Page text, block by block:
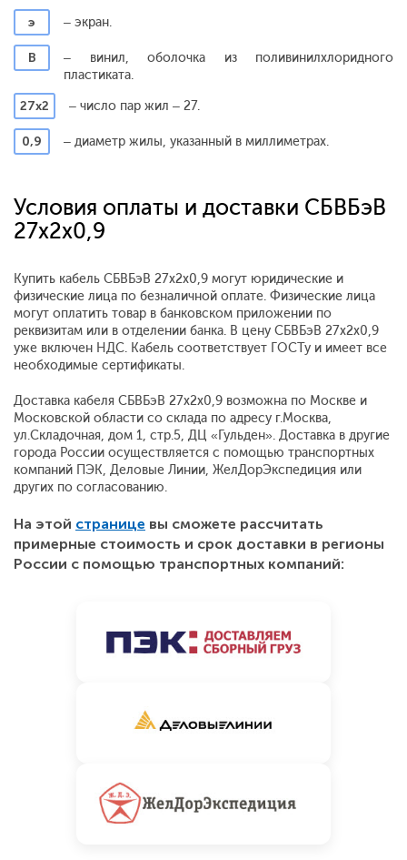
э
– экран.
В
– винил, оболочка из поливинилхлоридного
пластиката.
27х2
– число пар жил – 27.
0,9 – диаметр жилы, указанный в миллиметрах.
Условия оплаты и доставки СБВБэВ
27x2x0,9
Купить кабель СБВБэВ 27x2x0,9 могут юридические и
физические лица по безналичной оплате. Физические лица
могут оплатить товар в банковском приложении по
реквизитам или в отделении банка. В цену СБВБэВ 27x2x0,9
уже включен НДС. Кабель соответствует ГОСТу и имеет все
необходимые сертификаты.
Доставка кабеля СБВБэВ 27x2x0,9 возможна по Москве и
Московской области со склада по адресу г.Москва,
ул.Складочная, дом 1, стр.5, ДЦ «Гульден». Доставка в другие
города России осуществляется с помощью транспортных
компаний ПЭК, Деловые Линии, ЖелДорЭкспедиция или
других по согласованию.
На этой странице вы сможете рассчитать
примерные стоимость и срок доставки в регионы
России с помощью транспортных компаний: